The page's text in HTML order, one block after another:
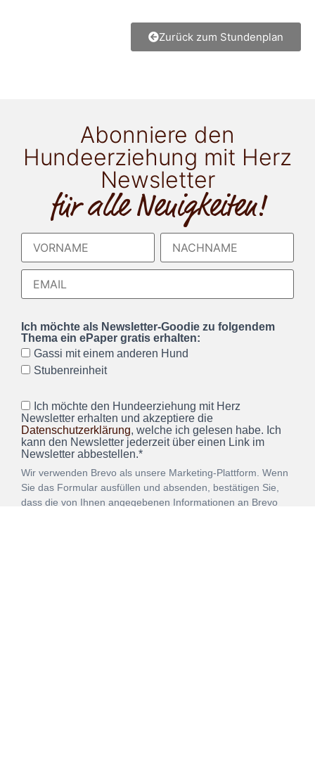
Zurück zum Stundenplan
Abonniere den
Hundeerziehung mit Herz
Newsletter
für alle Neuigkeiten!
Ich möchte als Newsletter-Goodie zu folgendem
Thema ein ePaper gratis erhalten:
Gassi mit einem anderen Hund
Stubenreinheit
Ich möchte den Hundeerziehung mit Herz
Newsletter erhalten und akzeptiere die
Datenschutzerklärung, welche ich gelesen habe. Ich
kann den Newsletter jederzeit über einen Link im
Newsletter abbestellen.*
Wir verwenden Brevo als unsere Marketing-Plattform. Wenn
Sie das Formular ausfüllen und absenden, bestätigen Sie,
dass die von Ihnen angegebenen Informationen an Brevo